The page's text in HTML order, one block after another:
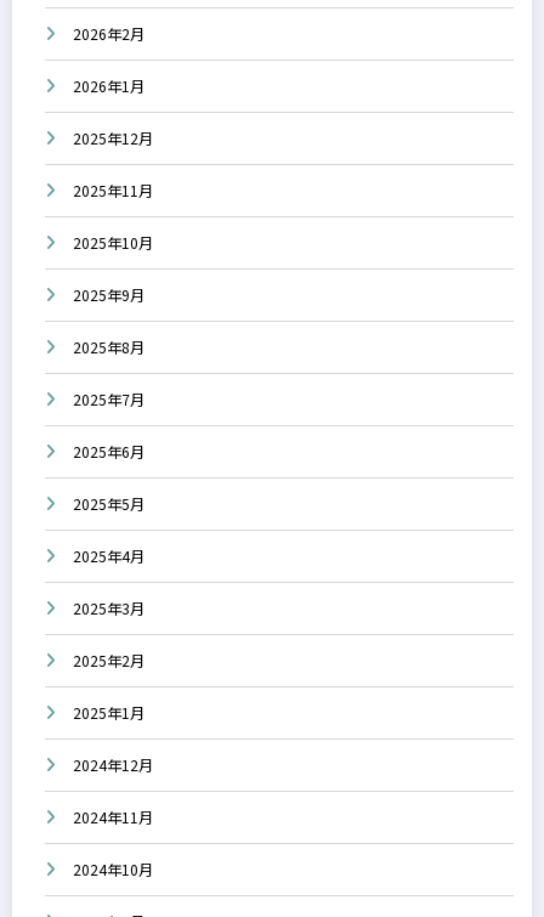
2026年2月
2026年1月
2025年12月
2025年11月
2025年10月
2025年9月
2025年8月
2025年7月
2025年6月
2025年5月
2025年4月
2025年3月
2025年2月
2025年1月
2024年12月
2024年11月
2024年10月